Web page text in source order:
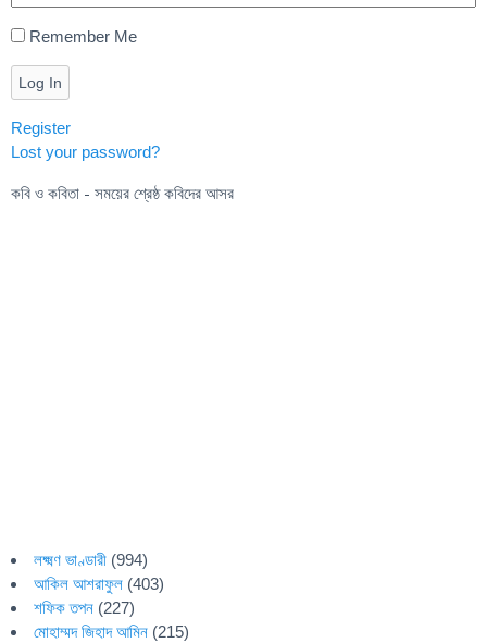
Remember Me
Log In
Register
Lost your password?
কবি ও কবিতা - সময়ের শ্রেষ্ঠ কবিদের আসর
লক্ষ্মণ ভাণ্ডারী (994)
আকিল আশরাফুল (403)
শফিক তপন (227)
মোহাম্মদ জিহাদ আমিন (215)